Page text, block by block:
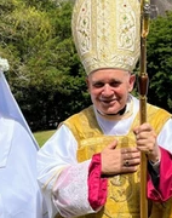
Eventos